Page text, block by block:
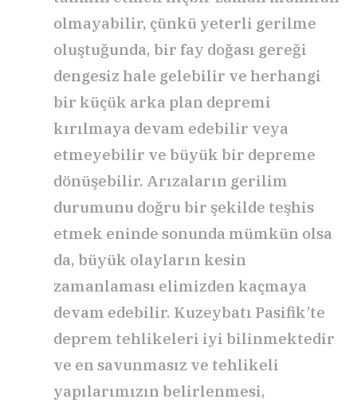
olmayabilir, çünkü yeterli gerilme
oluştuğunda, bir fay doğası gereği
dengesiz hale gelebilir ve herhangi
bir küçük arka plan depremi
kırılmaya devam edebilir veya
etmeyebilir ve büyük bir depreme
dönüşebilir. Arızaların gerilim
durumunu doğru bir şekilde teşhis
etmek eninde sonunda mümkün olsa
da, büyük olayların kesin
zamanlaması elimizden kaçmaya
devam edebilir. Kuzeybatı Pasifik’te
deprem tehlikeleri iyi bilinmektedir
ve en savunmasız ve tehlikeli
yapılarımızın belirlenmesi,